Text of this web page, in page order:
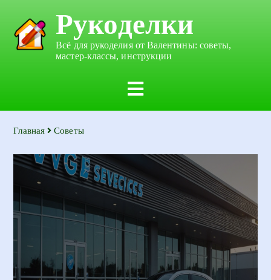
Рукоделки
Всё для рукоделия от Валентины: советы,
мастер-классы, инструкции
Главная Советы